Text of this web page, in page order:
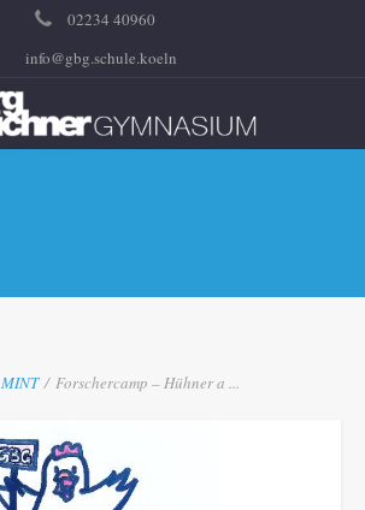
02234 40960
info@gbg.schule.koeln
MINT / Forschercamp – Hühner a ...